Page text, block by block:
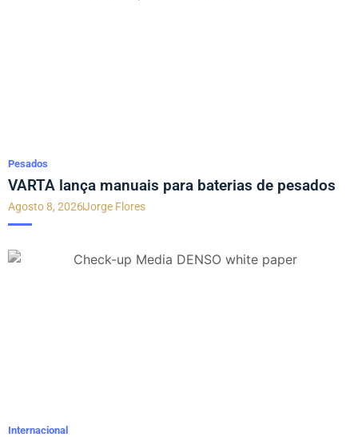
Pesados
VARTA lança manuais para baterias de pesados
Agosto 8, 2026Jorge Flores
Internacional